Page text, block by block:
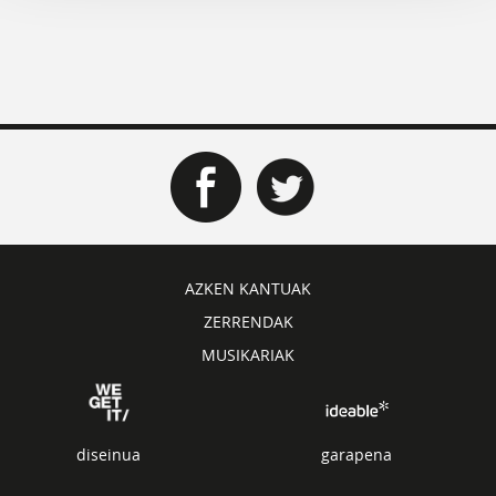
AZKEN KANTUAK
ZERRENDAK
MUSIKARIAK
diseinua garapena